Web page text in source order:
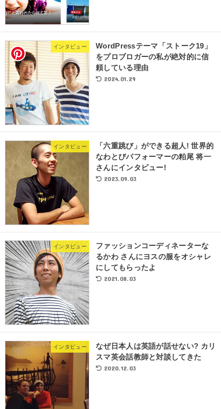
インタビュー
WordPressテーマ「ストーク19」
をプロブロガーの私が絶対的に信
頼している理由
2024.01.29
インタビュー
「六重跳び」ができる超人! 世界的
なわとびパフォーマーの粕尾 将一
さんにインタビュー!
2023.09.03
インタビュー
ファッションコーディネーターな
るかわ さんにヨスの服をオシャレ
にしてもらったよ
2021.08.03
インタビュー
なぜ日本人は英語が話せない? カリ
スマ英会話教師と対談してきた
2020.12.03